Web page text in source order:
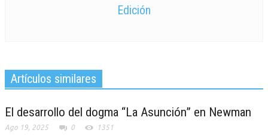
Edición
Artículos similares
El desarrollo del dogma “La Asunción” en Newman
Ago 19, 2025 0 1351